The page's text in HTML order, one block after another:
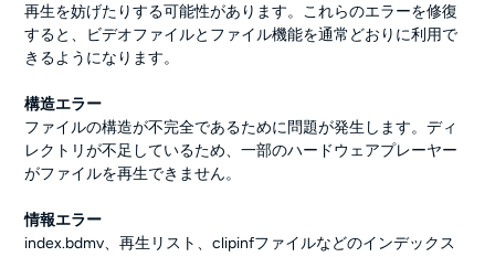
再生を妨げたりする可能性があります。これらのエラーを修復
すると、ビデオファイルとファイル機能を通常どおりに利用で
きるようになります。
構造エラー
ファイルの構造が不完全であるために問題が発生します。ディ
レクトリが不足しているため、一部のハードウェアプレーヤー
がファイルを再生できません。
情報エラー
index.bdmv、再生リスト、clipinfファイルなどのインデックス